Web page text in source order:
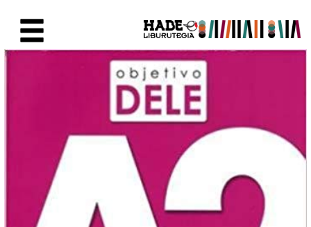
Ficha de Novedades -